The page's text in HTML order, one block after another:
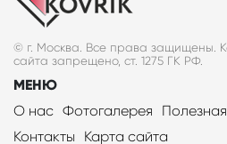
© г. Москва. Все права защищены.
сайта запрещено, ст. 1275 ГК РФ.
МЕНЮ
О нас Фотогалерея
Контакты
Карта сайта